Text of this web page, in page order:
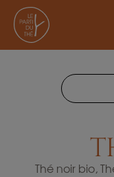
Thé noir bio,